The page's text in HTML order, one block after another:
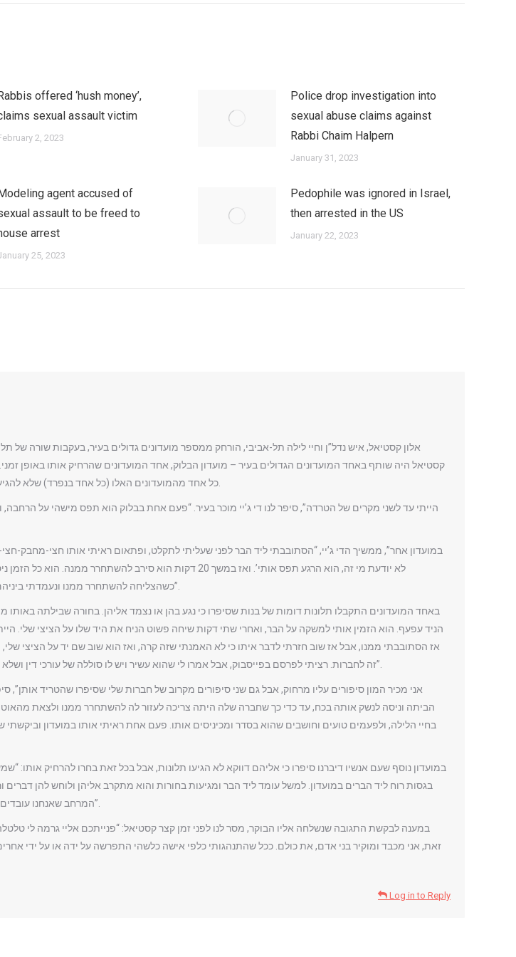
offered ‘hush money’,
sexual assault victim
2, 2023
Police drop investigation into
sexual abuse claims against
Rabbi Chaim Halpern
January 31, 2023
agent accused of
assault to be freed to
arrest
25, 2023
Pedophile was ignored in Israel,
then arrested in the US
January 22, 2023
אלון קסטיאל, איש נדל”ן וחיי לילה תל-אביבי, הורחק ממספר מועדונים גדולים בעיר, בעקבות שורה של
קסטיאל היה שותף באחד המועדונים הגדולים בעיר – מועדון הבלוק, אחד המועדונים שהרחיק אותו באופן
לא יודעת מי זה, הוא הרגע תפס אותי’. ואז במשך 20 דקות הוא
כשהצליחה להשתחרר ממנו ונעמדתי ביניהם, הוא המשיך לנסות לשלוח ידיים מאחוריי. הוא מזהם את חיי הלילה בתל-אביב”.
באחד המועדונים התקבלו תלונות דומות של בנות שסיפרו כי נגע בהן או נצמד אליהן. בחורה שבילתה באותו
הניד עפעף. הוא הזמין אותי למשקה על הבר, ואחרי שתי דקות שיחה פשוט הניח את היד שלו על הציצי שלי.
אז הסתובבתי ממנו, אבל אז שוב חזרתי לדבר איתו כי לא האמנתי שזה קרה, ואז הוא שוב שם יד על הציצי
זה לחברות. רציתי לפרסם בפייסבוק, אבל אמרו לי שהוא עשיר ויש לו סוללה של עורכי דין ושלא אצא מזה טוב. הסתפקתי בלהתלונן עליו לבעלי המועדון, שבתגובה הרחיקו אותו”.
הביתה וניסה לנשק אותה בכח, עד כדי כך שחברה שלה היתה צריכה לעזור לה להשתחרר ממנו ולצאת
בחיי הלילה, ולפעמים טועים וחושבים שהוא בסדר ומכיניסים אותו. פעם אחת ראיתי אותו במועדון
במועדון נוסף שעם אנשיו דיברנו סיפרו כי אליהם דווקא לא הגיעו תלונות, אבל בכל זאת בחרו להרחיק אותו:
בגסות רוח ליד הברים במועדון. למשל עומד ליד הבר ומגיעות בחורות והוא מתקרב אליהן ולוחש להן דברים
המרחב שאנחנו עובדים בו הוא גם ככה רגיש, וצריך לשמור על אנשים בתוכו. ביקשנו ממנו לא להגיע יותר”.
במענה לבקשת התגובה שנשלחה אליו הבוקר, מסר לנו לפני זמן קצר קסטיאל: “פנייתכם אליי גרמה לי
זאת, אני מכבד ומוקיר בני אדם, את כולם. ככל שהתנהגותי כלפי אישה כלשהי התפרשה על ידה או על ידי
Log in to Reply